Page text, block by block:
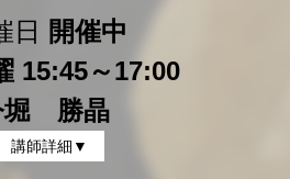
日
開催中
15:45～17:00
堀 勝晶
講師詳細▼